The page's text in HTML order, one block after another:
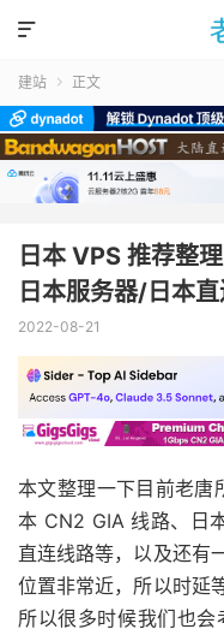

建站  正文
日本 VPS 推荐整
日本服务器/日本
2022-08-21
本文整理一下目前老唐
本 CN2 GIA 线路、日
直连线路等，以及还有
位置非常近，所以时延
所以很多时候我们也